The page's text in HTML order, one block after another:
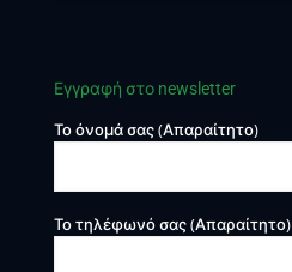
Εγγραφή στο newsletter
Το όνομά σας (Απαραίτητο)
Το τηλέφωνό σας (Απαραίτητο)